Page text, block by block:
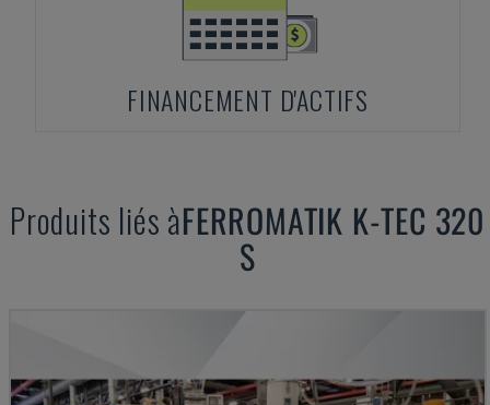
FINANCEMENT D'ACTIFS
Produits liés àFERROMATIK K-TEC 320
S